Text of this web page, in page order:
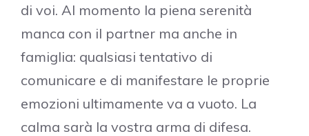
di voi. Al momento la piena serenità
manca con il partner ma anche in
famiglia: qualsiasi tentativo di
comunicare e di manifestare le proprie
emozioni ultimamente va a vuoto. La
calma sarà la vostra arma di difesa.